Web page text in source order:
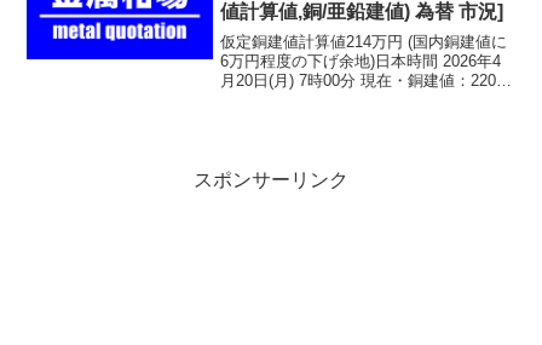
値計算値,銅/亜鉛建値) 為替 市況]
仮定銅建値計算値214万円 (国内銅建値に
6万円程度の下げ余地)日本時間 2026年4
月20日(月) 7時00分 現在・銅建値：220万
スポンサーリンク